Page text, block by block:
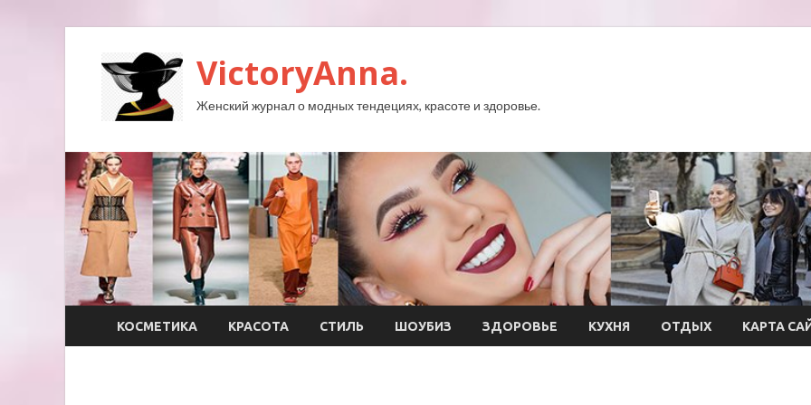
VictoryAnna.
Женский журнал о модных тендециях, красоте и здоровье.
КОСМЕТИКА КРАСОТА СТИЛЬ ШОУБИЗ ЗДОРОВЬЕ КУХНЯ ОТДЫХ КАРТА